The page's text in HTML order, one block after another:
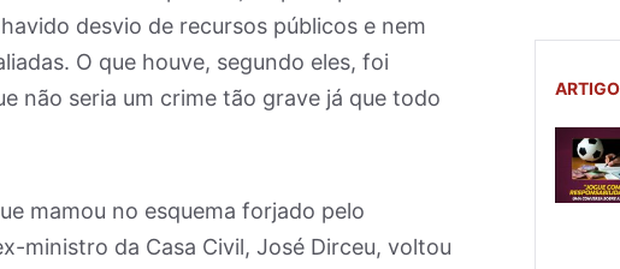
desvio de recursos públicos e nem
O que houve, segundo eles, foi
não seria um crime tão grave já que todo
mamou no esquema forjado pelo
ministro da Casa Civil, José Dirceu, voltou